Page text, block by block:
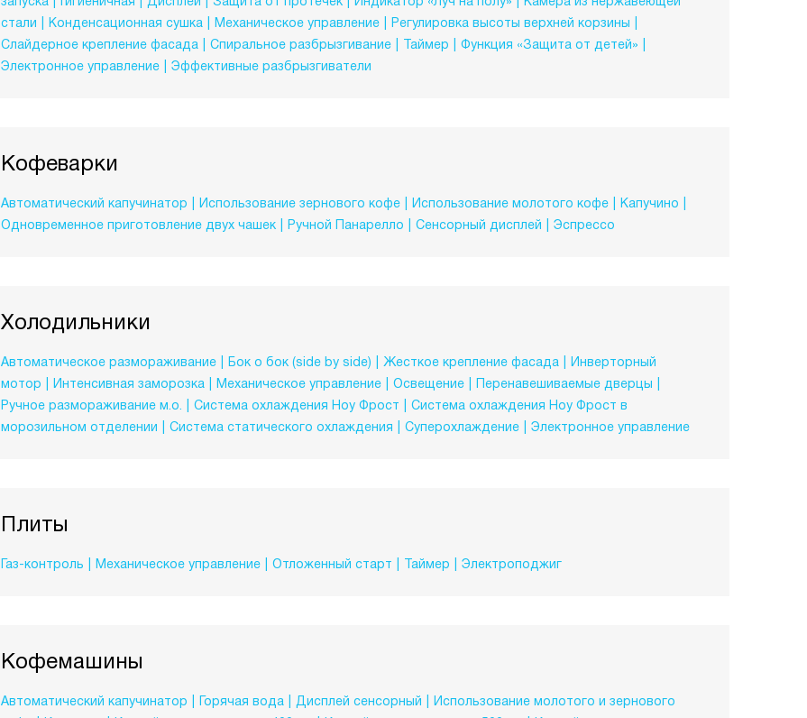
стали
Конденсационная сушка Механическое управление
Регулировка высоты верхней корзины
Слайдерное крепление фасада
Спиральное разбрызгивание Таймер
Функция «Защита от детей»
Электронное управление
Эффективные разбрызгиватели
Кофеварки
Автоматический капучинатор Использование зернового кофе Использование молотого кофе
Капучино
Одновременное приготовление двух чашек
Ручной Панарелло Сенсорный дисплей Эспрессо
Холодильники
Автоматическое размораживание Бок о бок (side by side) Жесткое крепление фасада
Инверторный
мотор
Интенсивная заморозка Механическое управление Освещение
Перенавешиваемые дверцы
Ручное размораживание м.о.
Система охлаждения Ноу Фрост
Система охлаждения Ноу Фрост в
морозильном отделении
Система статического охлаждения Суперохлаждение Электронное управление
Плиты
Газ-контроль Механическое управление Отложенный старт Таймер Электроподжиг
Кофемашины
Автоматический капучинатор Горячая вода Дисплей сенсорный
Использование молотого и зернового